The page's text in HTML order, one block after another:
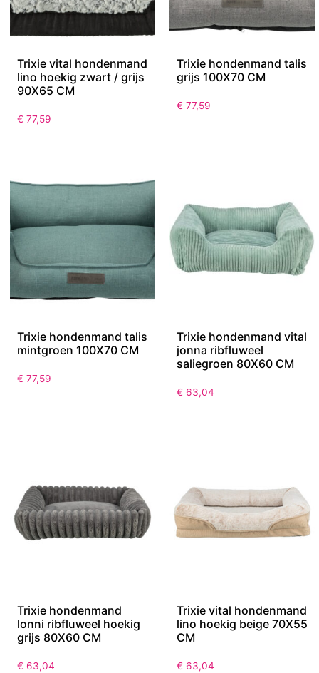
Trixie vital hondenmand
lino hoekig zwart / grijs
90X65 CM
€ 77,59
Trixie hondenmand talis
grijs 100X70 CM
€ 77,59
Trixie hondenmand talis
mintgroen 100X70 CM
€ 77,59
Trixie hondenmand vital
jonna ribfluweel
saliegroen 80X60 CM
€ 63,04
Trixie hondenmand
lonni ribfluweel hoekig
grijs 80X60 CM
€ 63,04
Trixie vital hondenmand
lino hoekig beige 70X55
CM
€ 63,04